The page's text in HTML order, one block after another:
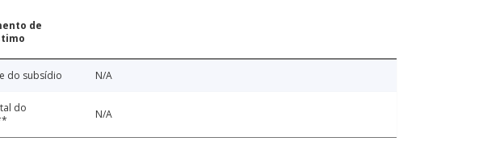
de
do subsídio N/A
do
N/A